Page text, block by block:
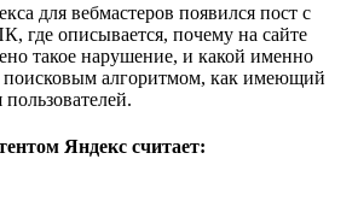
для вебмастеров появился пост с
где описывается, почему на сайте
такое нарушение, и какой именно
поисковым алгоритмом, как имеющий
Яндекс считает: